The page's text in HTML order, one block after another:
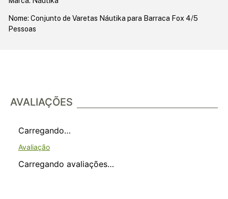
Nome: Conjunto de Varetas Náutika para Barraca Fox 4/5
Pessoas
AVALIAÇÕES
Carregando…
Carregando avaliações…